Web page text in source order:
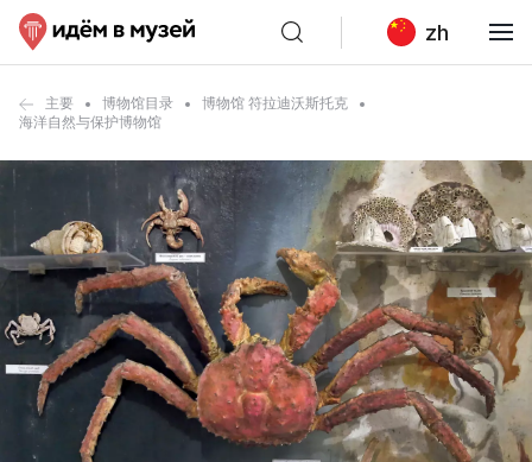
zh
主要 博物馆目录
博物馆 符拉迪沃斯托克
海洋自然与保护博物馆